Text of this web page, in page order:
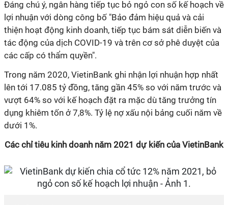
Đáng chú ý, ngân hàng tiếp tục bỏ ngỏ con số kế hoạch về
lợi nhuận với dòng công bố "Bảo đảm hiệu quả và cải
thiện hoạt động kinh doanh, tiếp tục bám sát diễn biến và
tác động của dịch COVID-19 và trên cơ sở phê duyệt của
các cấp có thẩm quyền".
Trong năm 2020, VietinBank ghi nhận lợi nhuận hợp nhất
lên tới 17.085 tỷ đồng, tăng gần 45% so với năm trước và
vượt 64% so với kế hoạch đặt ra mặc dù tăng trưởng tín
dụng khiêm tốn ở 7,8%. Tỷ lệ nợ xấu nội bảng cuối năm về
dưới 1%.
Các chỉ tiêu kinh doanh năm 2021 dự kiến của VietinBank